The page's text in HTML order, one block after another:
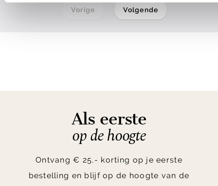
Vorige Volgende
Als eerste
op de hoogte
Ontvang € 25.- korting op je eerste
bestelling en blijf op de hoogte van de